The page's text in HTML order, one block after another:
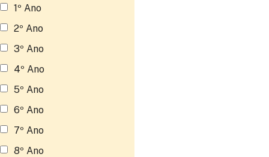
1º Ano
2º Ano
3º Ano
4º Ano
5º Ano
6º Ano
7º Ano
8º Ano